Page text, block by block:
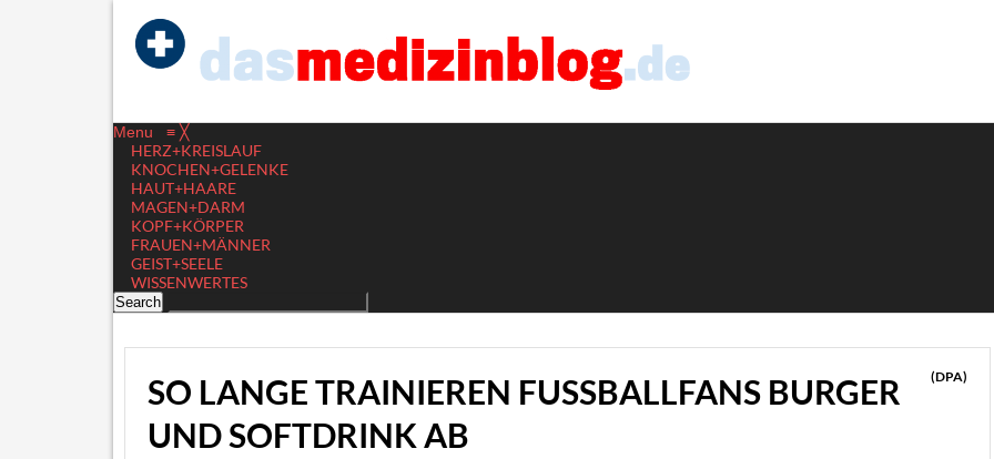
Menu ≡ ╳
HERZ+KREISLAUF
KNOCHEN+GELENKE
HAUT+HAARE
MAGEN+DARM
KOPF+KÖRPER
FRAUEN+MÄNNER
GEIST+SEELE
WISSENWERTES
SO LANGE TRAINIEREN FUSSBALLFANS BURGER U
ND SOFTDRINK AB
(DPA)